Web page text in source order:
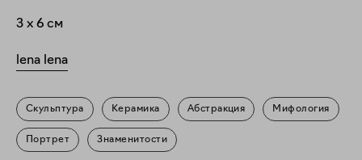
3 x 6 см
lena lena
Скульптура Керамика Абстракция Мифология
Портрет Знаменитости